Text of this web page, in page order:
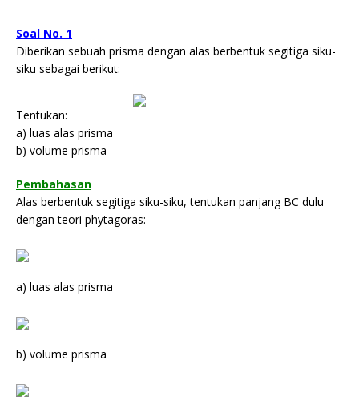
Soal No. 1
Diberikan sebuah prisma dengan alas berbentuk segitiga siku-
siku sebagai berikut:
Tentukan:
a) luas alas prisma
b) volume prisma
Pembahasan
Alas berbentuk segitiga siku-siku, tentukan panjang BC dulu
dengan teori phytagoras:
a) luas alas prisma
b) volume prisma